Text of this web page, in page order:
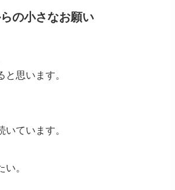
の小さなお願い
と思います。
ています。
。